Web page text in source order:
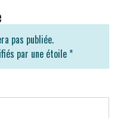
pas publiée.
par une étoile *